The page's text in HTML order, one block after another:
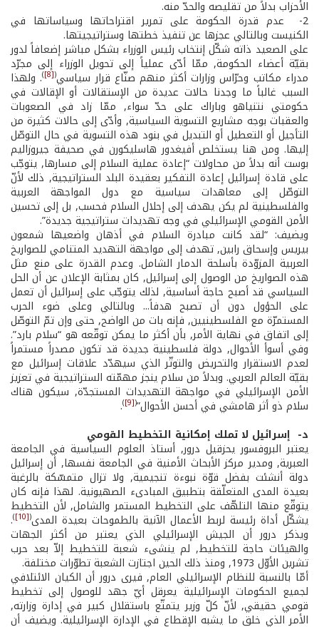
الأحزاب بدلاً من تقليصه والحدّ منه.
2- ­ عدم قدرة الحكومة على تمرير اقتراحاتها وسياساتها في
الكنيست وبالتالي عجزها عن تنفيذ خطتها وستراتيجيتها.
على الصعيد ذاته شكّل إنتخاب رئيس الوزراء بشكل مباشر إضعافاً لدور
بقيّة أعضاء الحكومة, ممّا أدّى عملياً إلى تحويل الوزراء إلى مجرّد
مدراء مكاتب وحرّاس وزارات أكثر منهم صنّاع قرار سياسي(
[8]
). ولهذا
السبب غالباً ما وجدنا حالات عديدة من الإستقالات أو الإقالات في
حكومتي نتنياهو وباراك على حدّ سواء, ممّا زاد في الصعوبات
والعقبات بوجه مشاريع التسوية السياسية, وأدّى إلى حالات كثيرة من
التأجيل أو التعطيل أو التبديل في بنود هذه التسوية في حال التوصّل
إليها. ومن هنا يستخلص أفيغدور هاسليكورن في صحيفة جيروزاليم
بوست أنه بدلاً من محاولات “إعادة عملية السلام إلى مسارها, يتوجّب
على قادة إسرائيل إعادة التفكير بعقيدة البلد الستراتيجية, ذلك لأنّ
التوصّل إلى معاهدات سياسية مع دول المواجهة العربية
والفلسطينية لم يكن يهدف إلى إحلال السلام فحسب, بل إلى تحسين
الأمن القومي الإسرائيلي في وجه تهديدات ستراتيجية جديدة”.
ويضيف: “لقد كانت مبادرة السلام في أذهان واضعيها شمعون
بيريس وإسحاق رابين, تهدف إلى مواجهة التهديد المتنامي للصواريخ
العربية المزوّدة بأسلحة الدمار الشامل. وعدم القدرة على منع مثل
هذه الصواريخ من الوصول إلى إسرائيل, كان بمثابة الإعلان عن أن الحل
السياسي قد أصبح حاجة أساسية, لذلك يتوجّب على إسرائيل أن تعمل
على الحؤول دون أن تصبح هدفاً... وبالتالي وعلى ضوء الحرب
المستمرّة مع الفلسطينيين, فإنه بات من الواضح, حتى وإن تمّ التوصّل
إلى اتفاق في نهاية الأمر, بأن أكثر ما يمكن توقّعه هو “سلام بارد”.
وفي أسوأ الأحوال, دولة فلسطينية جديدة قد تكون مصدراً مستمراً
لعدم الاستقرار والتحريض والتوتّر الذي سيهدّد علاقات إسرائيل مع
بقيّة العالم العربي. وبدلاً من سلام ينجز مهمّته الستراتيجية في تعزيز
الأمن الإسرائيلي في مواجهة التهديدات المستجدّة, سيكون هناك
سلام ذو أثر هامشي في أحسن الأحوال”(
[9]
)
.
د- ­ إسرائيل لا تملك إمكانية التخطيط القومي
يعتبر البروفسور يحزقيل درور, أستاذ العلوم السياسية في الجامعة
العبرية, ومدير مركز الأبحاث الأمنية في الجامعة نفسها, أن إسرائيل
دولة أنشئت بفضل قوّة نبوءة تنجيمية, ولا تزال متمسّكة بالرغبة
بعيدة المدى المتعلّقة بتطبيق المبادىء الصهيونية. لهذا فإنه كان
يتوقّع منها التلهّف على التخطيط المستمر والشامل, لأن التخطيط
يشكّل أداة رئيسة لربط الأعمال الآنية بالطموحات بعيدة المدى(
[10]
)
.
ويذكر درور أن الجيش الإسرائيلي الذي يعتبر من أكثر الجهات
والهيئات حاجة للتخطيط, لم ينشىء شعبة للتخطيط إلاّ بعد حرب
تشرين الأوّل 1973, ومنذ ذلك الحين اجتازت الشعبة تطوّرات مختلفة.
أمّا بالنسبة للنظام الإسرائيلي العام, فيرى درور أن الكيان الائتلافي
لجميع الحكومات الإسرائيلية يعرقل أيّ جهد للوصول إلى تخطيط
قومي حقيقي, لأنّ كلّ وزير يتمتّع باستقلال كبير في إدارة وزارته,
الأمر الذي خلق ما يشبه الإقطاع في الإدارة الإسرائيلية. ويضيف أن